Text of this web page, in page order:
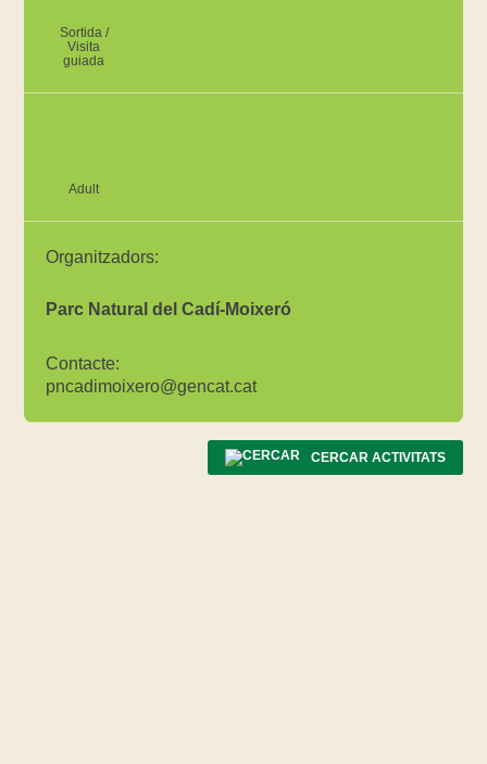
Sortida /
Visita
guiada
Adult
Organitzadors:
Parc Natural del Cadí-Moixeró
Contacte:
pncadimoixero@gencat.cat
CERCAR ACTIVITATS